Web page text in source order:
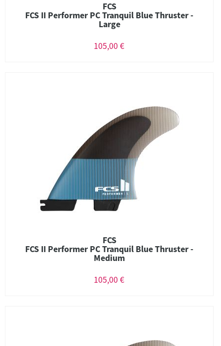
FCS
FCS II Performer PC Tranquil Blue Thruster -
Large
105,00 €
FCS
FCS II Performer PC Tranquil Blue Thruster -
Medium
105,00 €